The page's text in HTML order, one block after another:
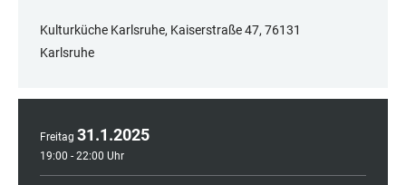
Kulturküche Karlsruhe, Kaiserstraße 47, 76131
Karlsruhe
Freitag 31.1.2025
19:00 - 22:00 Uhr